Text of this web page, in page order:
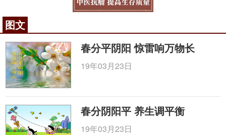
图文
春分平阴阳 惊雷响万物长
19年03月23日
春分阴阳平 养生调平衡
19年03月23日